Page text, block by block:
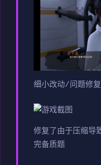
细小改动/问题修复
修复了由于压缩导
完备质题